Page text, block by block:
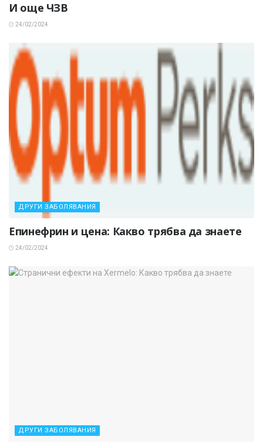
И още ЧЗВ
24/02/2024
ДРУГИ ЗАБОЛЯВАНИЯ
Епинефрин и цена: Какво трябва да знаете
24/02/2024
ДРУГИ ЗАБОЛЯВАНИЯ